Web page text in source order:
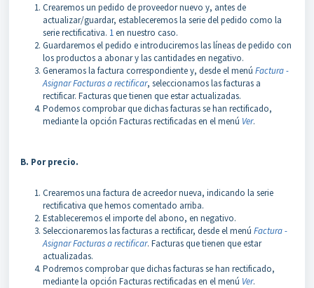
Crearemos un pedido de proveedor nuevo y, antes de
actualizar/guardar, estableceremos la serie del pedido como la
serie rectificativa. 1en nuestro caso.
Guardaremos el pedido e introduciremos las líneas de pedido con
los productos a abonar y las cantidades en negativo.
Generamos la factura correspondiente y, desde el menú Factura -
Asignar Facturas a rectificar, seleccionamos las facturas a
rectificar. Facturas que tienen que estar actualizadas.
Podemos comprobar que dichas facturas se han rectificado,
mediante la opción Facturas rectificadas en el menú Ver.
B. Por precio.
Crearemos una factura de acreedor nueva, indicando la serie
rectificativa que hemos comentado arriba.
Estableceremos el importe del abono, en negativo.
Seleccionaremos las facturas a rectificar, desde el menú Factura -
Asignar Facturas a rectificar. Facturas que tienen que estar
actualizadas.
Podremos comprobar que dichas facturas se han rectificado,
mediante la opción Facturas rectificadas en el menú Ver.